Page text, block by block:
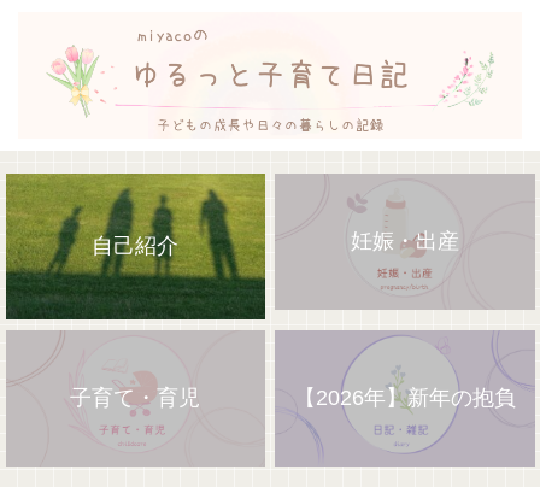
自己紹介 妊娠・出産
子育て・育児 【2026年】新年の抱負